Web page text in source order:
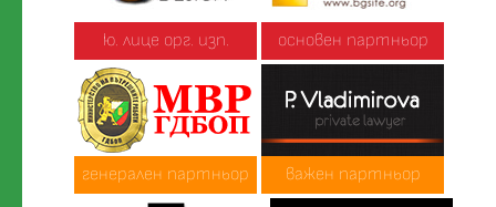
ю. лице орг. изп. основен партньор
генерален партньор важен партньор